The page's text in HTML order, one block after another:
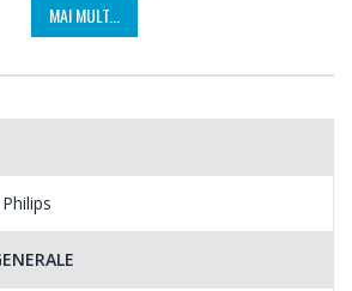
ofera performante excelente de tocare
MAI MULT...
Philips